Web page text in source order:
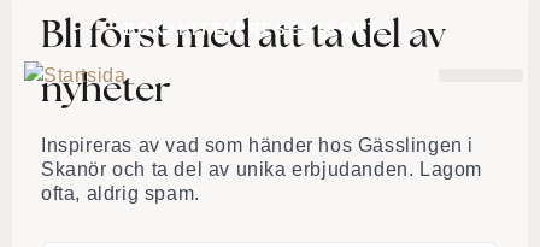
BOKAHITTAPRESENTKORT
Bli först med att ta del av
nyheter
Inspireras av vad som händer hos Gässlingen i
Skanör och ta del av unika erbjudanden. Lagom
ofta, aldrig spam.